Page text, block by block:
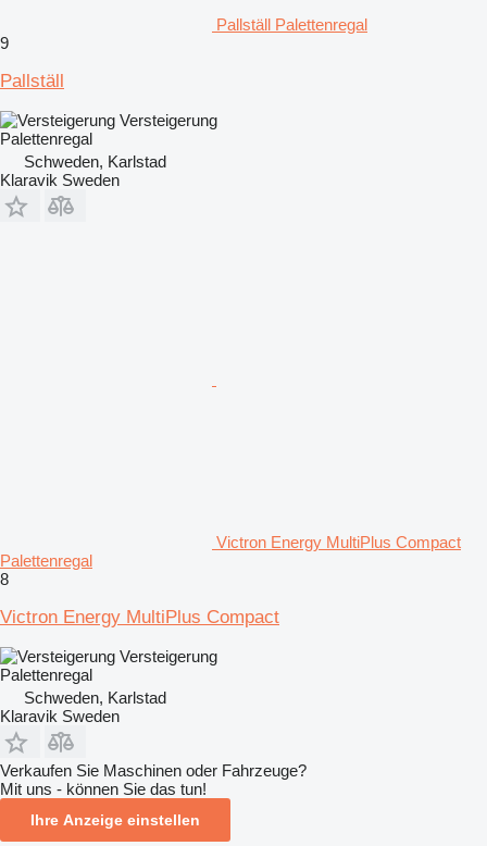
Pallställ Palettenregal
9
Pallställ
Versteigerung
Palettenregal
Schweden, Karlstad
Klaravik Sweden
Victron Energy MultiPlus Compact
Palettenregal
8
Victron Energy MultiPlus Compact
Versteigerung
Palettenregal
Schweden, Karlstad
Klaravik Sweden
Verkaufen Sie Maschinen oder Fahrzeuge?
Mit uns - können Sie das tun!
Ihre Anzeige einstellen